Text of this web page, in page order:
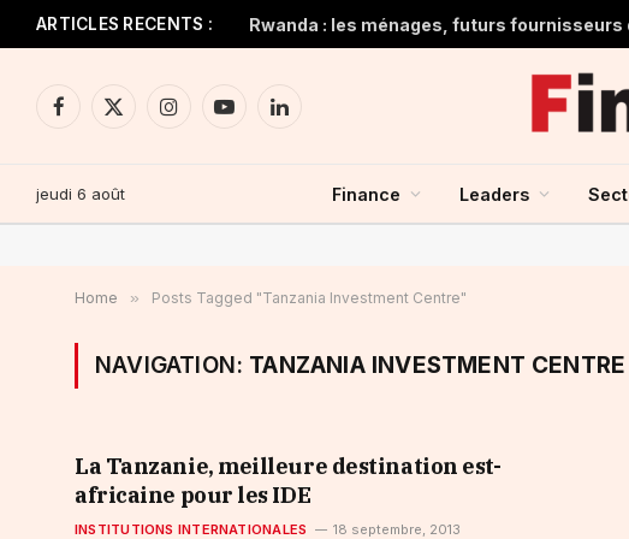
ARTICLES RECENTS : Rwanda : les ménages, futurs fournisseurs
Facebook
X
InstagramYouTubeLinkedIn
jeudi 6 août Finance Leaders
Home » Posts Tagged "Tanzania Investment Centre"
NAVIGATION: TANZANIA INVESTMENT CENTRE
La Tanzanie, meilleure destination est-
africaine pour les IDE
INSTITUTIONS INTERNATIONALES 18 septembre, 2013